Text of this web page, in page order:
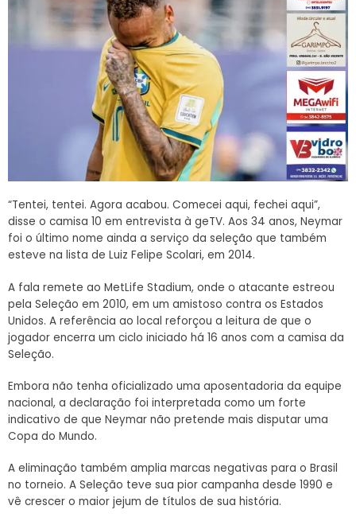
“Tentei, tentei. Agora acabou. Comecei aqui, fechei aqui”,
disse o camisa 10 em entrevista à geTV. Aos 34 anos, Neymar
foi o último nome ainda a serviço da seleção que também
esteve na lista de Luiz Felipe Scolari, em 2014.
A fala remete ao MetLife Stadium, onde o atacante estreou
pela Seleção em 2010, em um amistoso contra os Estados
Unidos. A referência ao local reforçou a leitura de que o
jogador encerra um ciclo iniciado há 16 anos com a camisa da
Seleção.
Embora não tenha oficializado uma aposentadoria da equipe
nacional, a declaração foi interpretada como um forte
indicativo de que Neymar não pretende mais disputar uma
Copa do Mundo.
A eliminação também amplia marcas negativas para o Brasil
no torneio. A Seleção teve sua pior campanha desde 1990 e
vê crescer o maior jejum de títulos de sua história.